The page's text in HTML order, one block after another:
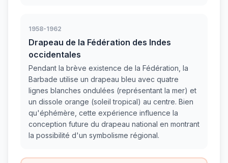
1958-1962
Drapeau de la Fédération des Indes
occidentales
Pendant la brève existence de la Fédération, la
Barbade utilise un drapeau bleu avec quatre
lignes blanches ondulées (représentant la mer) et
un dissole orange (soleil tropical) au centre. Bien
qu'éphémère, cette expérience influence la
conception future du drapeau national en montrant
la possibilité d'un symbolisme régional.